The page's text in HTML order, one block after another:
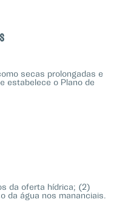
secas prolongadas e
estabelece o Plano de
da oferta hídrica; (2)
da água nos mananciais.